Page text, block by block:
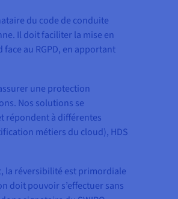
du code de conduite
Il doit faciliter la mise en
au RGPD, en apportant
une protection
Nos solutions se
répondent à différentes
métiers du cloud), HDS
la réversibilité est primordiale
doit pouvoir s’effectuer sans